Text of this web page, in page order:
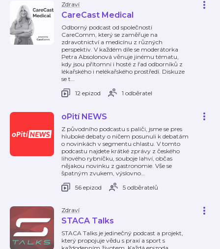
Zdraví
CareCast Medical
Odborný podcast od společnosti
CareComm, který se zaměřuje na
zdravotnictví a medicínu z různých
perspektiv. V každém díle se moderátorka
Petra Absolonová věnuje jinému tématu,
kdy jsou přítomni i hosté z řad odborníků z
lékařského i nelékařského prostředí. Diskuze
se t…
12 epizod
1 odběratel
oPití NEWS
Z původního podcastu s paliči, jsme se pres
hluboké debaty o ničem posunuli k debatám
o novinkách v segmentu chlastu. V tomto
podcastu najdete krátké zprávy z českého
lihového rybníčku, souboje lahví, občas
nějakou novinku z gastronomie. Vše se
špatným zvukem, výslovno…
56 epizod
5 odběratelů
Zdraví
STACA Talks
STACA Talks je jedinečný podcast a projekt,
který propojuje vědu s praxí a sport s